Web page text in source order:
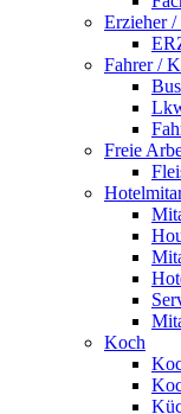
Erzieher /
Fahrer /
Freie
Koch